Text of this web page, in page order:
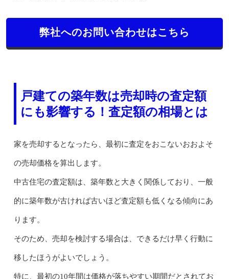
弊社へのお問い合わせはこちら
戸建ての築年数は売却時の査定額
にも影響する！査定額の相場とは
家を売却するとなったら、最初に査定をおこないおおよそ
の売却価格を算出します。
中古住宅の査定額は、築年数と大きく関係しており、一般
的に築年数が古ければ古いほど査定額も低くなる傾向にあ
ります。
そのため、売却を検討する場合は、できるだけ早く行動に
移したほうがよいでしょう。
特に、最初の10年間は価格が落ちやすい期間だとされてお